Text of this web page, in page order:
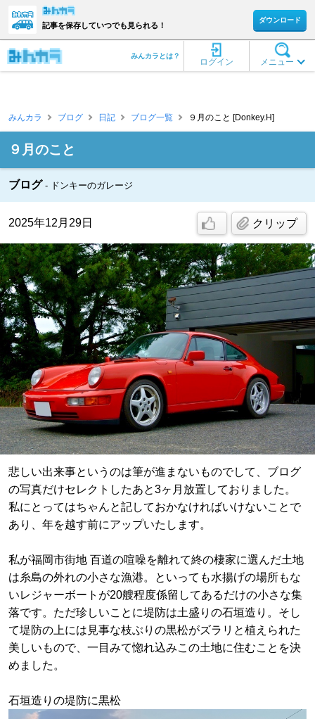
記事を保存していつでも見られる！
ダウンロード
メニュー
ログイン
みんカラとは？
みんカラ ブログ 日記 ブログ一覧 ９月のこと [Donkey.H]
９月のこと
ブログ ドンキーのガレージ
2025年12月29日 クリップ
悲しい出来事というのは筆が進まないものでして、ブログ
の写真だけセレクトしたあと3ヶ月放置しておりました。
私にとってはちゃんと記しておかなければいけないことで
あり、年を越す前にアップいたします。
私が福岡市街地 百道の喧噪を離れて終の棲家に選んだ土地
は糸島の外れの小さな漁港。といっても水揚げの場所もな
いレジャーボートが20艘程度係留してあるだけの小さな集
落です。ただ珍しいことに堤防は土盛りの石垣造り。そし
て堤防の上には見事な枝ぶりの黒松がズラリと植えられた
美しいもので、一目みて惚れ込みこの土地に住むことを決
めました。
石垣造りの堤防に黒松